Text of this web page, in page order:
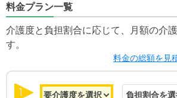
料金プラン一覧
介護度と負担割合に応じて、月額の介
す。
料金の総額を見
1